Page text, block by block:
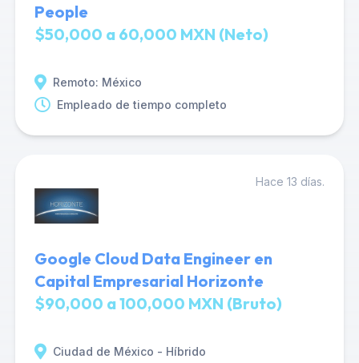
People
$50,000 a 60,000 MXN (Neto)
Remoto: México
Empleado de tiempo completo
Hace 13 días.
Google Cloud Data Engineer en
Capital Empresarial Horizonte
$90,000 a 100,000 MXN (Bruto)
Ciudad de México - Híbrido